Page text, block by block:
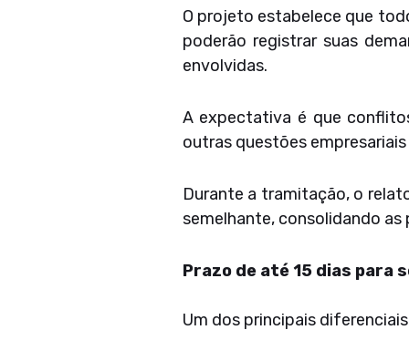
O projeto estabelece que
poderão registrar suas
envolvidas.
A expectativa é que
outras questões
Durante a tramitação, o
semelhante, consolidando
Prazo de até 15 dias para
Um dos principais